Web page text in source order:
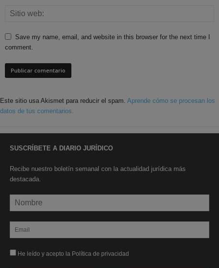
Save my name, email, and website in this browser for the next time I
comment.
Este sitio usa Akismet para reducir el spam. Aprende cómo se procesan los
datos de tus comentarios.
SUSCRÍBETE A DIARIO JURÍDICO
Recibe nuestro boletín semanal con la actualidad jurídica más
destacada.
He leído y acepto la Política de privacidad